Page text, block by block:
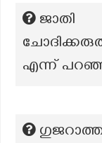
ജാതി
എന്ന്